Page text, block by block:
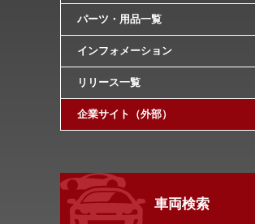
パーツ・用品一覧
インフォメーション
リリース一覧
企業サイト（外部）
車両検索